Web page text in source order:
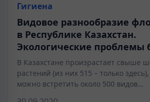
Гигиена
Видовое разнообразие
в Республике Казахстан.
Экологические проблемы
В Казахстане произрастает свыше
растений (из них 515 – только
можно встретить около 500 видов…